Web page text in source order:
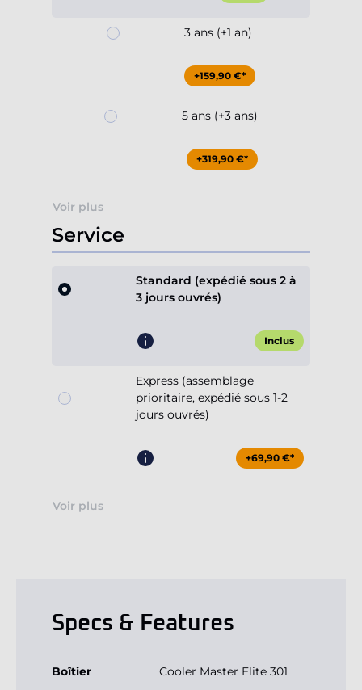
3 ans (+1 an)
+159,90 €*
5 ans (+3 ans)
+319,90 €*
Voir plus
Service
Standard (expédié sous 2 à
3 jours ouvrés)
Inclus
Express (assemblage
prioritaire, expédié sous 1-2
jours ouvrés)
+69,90 €*
Voir plus
Specs & Features
Boîtier Cooler Master Elite 301